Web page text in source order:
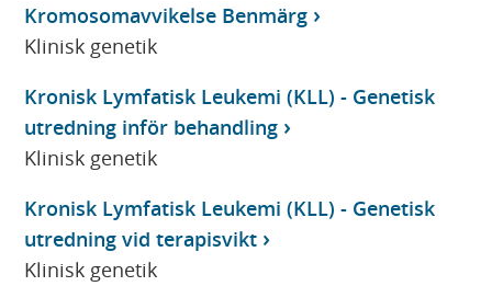
Kromosomavvikelse Benmärg
Klinisk genetik
Kronisk Lymfatisk Leukemi (KLL) - Genetisk
utredning inför behandling
Klinisk genetik
Kronisk Lymfatisk Leukemi (KLL) - Genetisk
utredning vid terapisvikt
Klinisk genetik